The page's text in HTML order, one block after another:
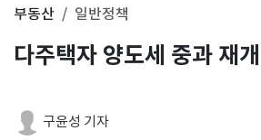
부동산 일반정책
다주택자 양도세 중과 재개
구윤성 기자